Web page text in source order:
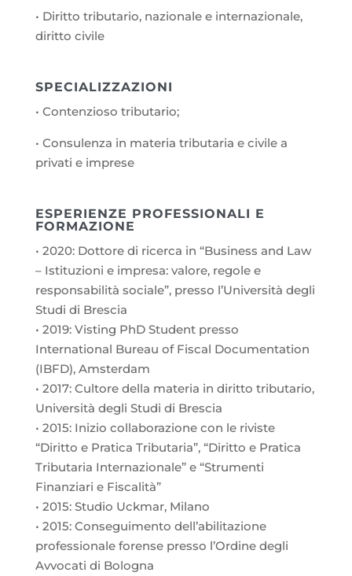
• Diritto tributario, nazionale e internazionale,
diritto civile
SPECIALIZZAZIONI
• Contenzioso tributario;
• Consulenza in materia tributaria e civile a
privati e imprese
ESPERIENZE PROFESSIONALI E
FORMAZIONE
• 2020: Dottore di ricerca in “Business and Law
– Istituzioni e impresa: valore, regole e
responsabilità sociale”, presso l’Università degli
Studi di Brescia
• 2019: Visting PhD Student presso
International Bureau of Fiscal Documentation
(IBFD), Amsterdam
• 2017: Cultore della materia in diritto tributario,
Università degli Studi di Brescia
• 2015: Inizio collaborazione con le riviste
“Diritto e Pratica Tributaria”, “Diritto e Pratica
Tributaria Internazionale” e “Strumenti
Finanziari e Fiscalità”
• 2015: Studio Uckmar, Milano
• 2015: Conseguimento dell’abilitazione
professionale forense presso l’Ordine degli
Avvocati di Bologna